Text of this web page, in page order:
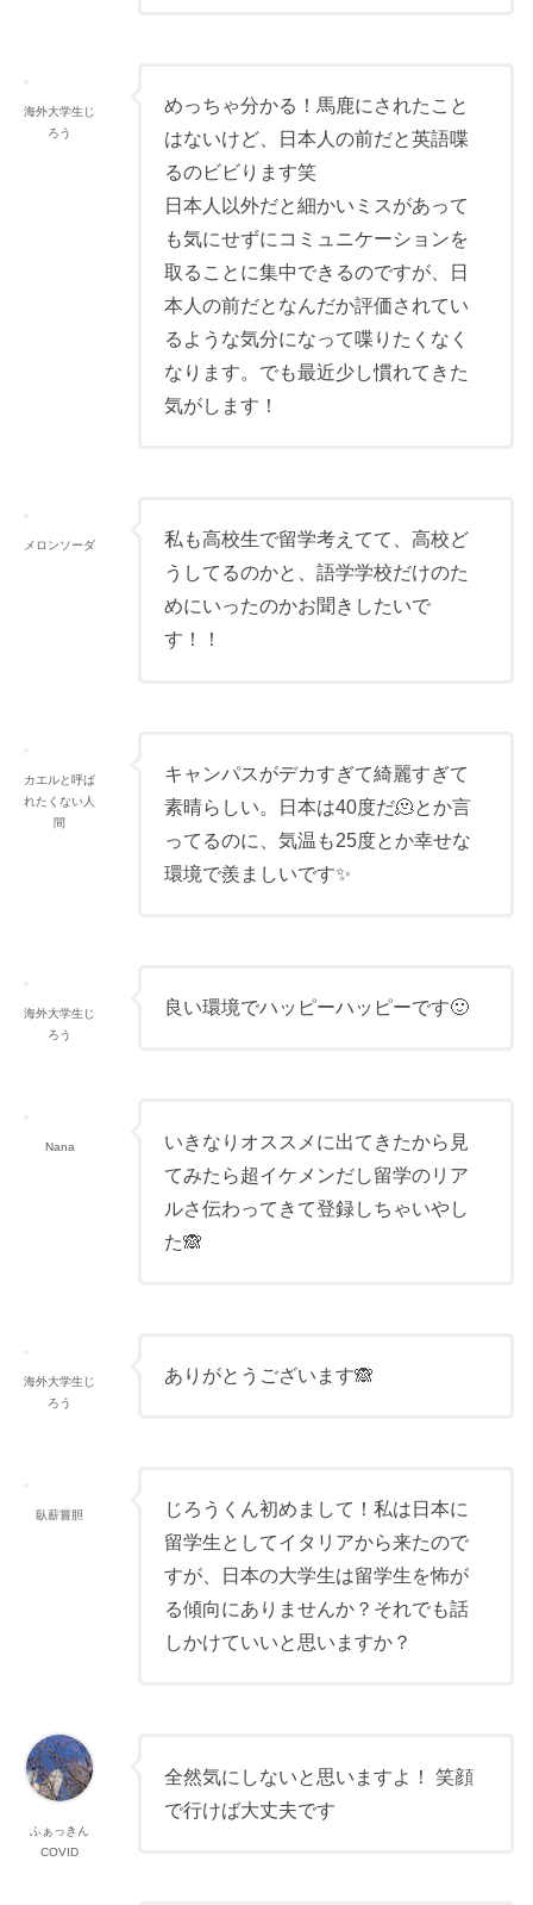
海外大学生じ
ろう
めっちゃ分かる！馬鹿にされたこと
はないけど、日本人の前だと英語喋
るのビビります笑
日本人以外だと細かいミスがあって
も気にせずにコミュニケーションを
取ることに集中できるのですが、日
本人の前だとなんだか評価されてい
るような気分になって喋りたくなく
なります。でも最近少し慣れてきた
気がします！
メロンソーダ
私も高校生で留学考えてて、高校ど
うしてるのかと、語学学校だけのた
めにいったのかお聞きしたいで
す！！
カエルと呼ば
れたくない人
間
キャンパスがデカすぎて綺麗すぎて
素晴らしい。日本は40度だ🫠とか言
ってるのに、気温も25度とか幸せな
環境で羨ましいです✨
海外大学生じ
ろう
良い環境でハッピーハッピーです🙂
Nana
いきなりオススメに出てきたから見
てみたら超イケメンだし留学のリア
ルさ伝わってきて登録しちゃいやし
た🙈
海外大学生じ
ろう
ありがとうございます🙈
臥薪嘗胆
じろうくん初めまして！私は日本に
留学生としてイタリアから来たので
すが、日本の大学生は留学生を怖が
る傾向にありませんか？それでも話
しかけていいと思いますか？
ふぁっきん
COVID
全然気にしないと思いますよ！ 笑顔
で行けば大丈夫です